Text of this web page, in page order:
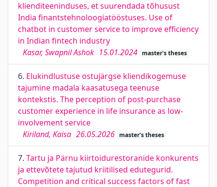
klienditeeninduses, et suurendada tõhusust
India finantstehnoloogiatööstuses. Use of
chatbot in customer service to improve efficiency
in Indian fintech industry
Kasar, Swapnil Ashok 15.01.2024 master's theses
6. Elukindlustuse ostujärgse kliendikogemuse
tajumine madala kaasatusega teenuse
kontekstis. The perception of post-purchase
customer experience in life insurance as low-
involvement service
Kiriland, Kaisa 26.05.2026 master's theses
7. Tartu ja Pärnu kiirtoidurestoranide konkurents
ja ettevõtete tajutud kriitilised edutegurid.
Competition and critical success factors of fast